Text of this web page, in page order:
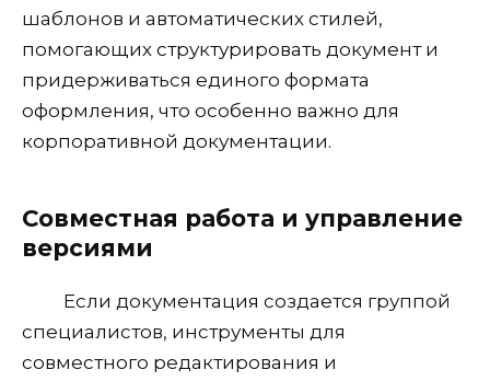
шаблонов и автоматических стилей,
помогающих структурировать документ и
придерживаться единого формата
оформления, что особенно важно для
корпоративной документации.
Совместная работа и управление
версиями
Если документация создается группой
специалистов, инструменты для
совместного редактирования и